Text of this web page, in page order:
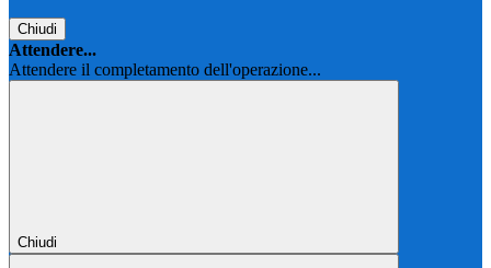
Chiudi
Attendere...
Attendere il completamento dell'operazione...
Chiudi